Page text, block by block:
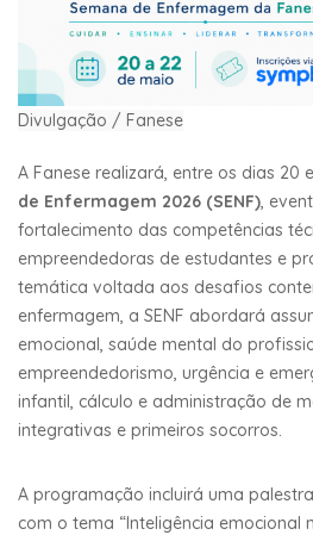
Divulgação / Fanese
A Fanese realizará, entre os dias 20
de Enfermagem 2026 (SENF),
fortalecimento das competências
empreendedoras de estudantes e
temática voltada aos desafios
enfermagem, a SENF abordará
emocional, saúde mental do
empreendedorismo, urgência e
infantil, cálculo e administração de
integrativas e primeiros socorros.
A programação incluirá uma
com o tema “Inteligência emocional